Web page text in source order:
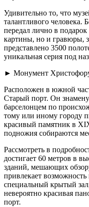
Удивительно то, что
талантливого человека.
передал лично в
картины, но и гравюры,
представлено 3500
уникальная серия под
► Монумент
Расположен в южной
Старый порт. Он
барселонцем по
тому или иному городу
красивый памятник в
подножия собираются
Рассмотреть в
достигает 60 метров в
зданий, мешающих
привлекает
специальный крытый
невероятно красивая
порт.